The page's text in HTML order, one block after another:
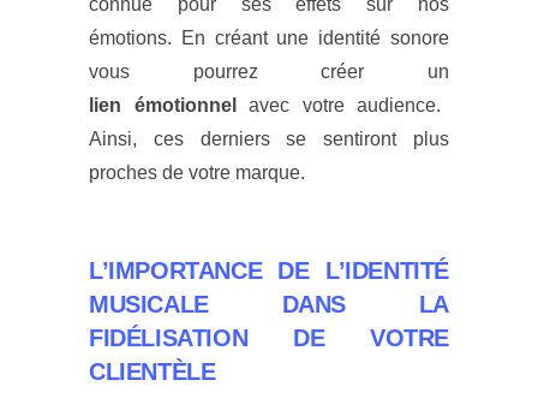
connue pour ses effets sur nos
émotions.
En créant une identité sonore
vous pourrez créer un
lien émotionnel
avec votre audience.
Ainsi, ces derniers se sentiront plus
proches de votre marque.
L’IMPORTANCE DE L’IDENTITÉ
MUSICALE DANS LA
FIDÉLISATION DE VOTRE
CLIENTÈLE